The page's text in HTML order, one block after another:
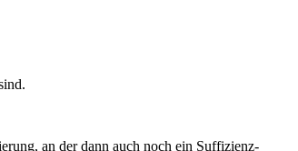
an der dann auch noch ein Suffizienz-